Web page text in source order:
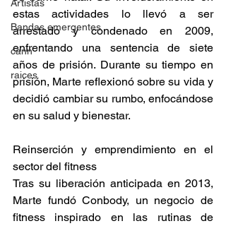
Artistas
Bandas emergentes
cann
raices
estas actividades lo llevó a ser
arrestado y condenado en 2009,
enfrentando una sentencia de siete
años de prisión. Durante su tiempo en
prisión, Marte reflexionó sobre su vida y
decidió cambiar su rumbo, enfocándose
en su salud y bienestar.
Reinserción y emprendimiento en el
sector del fitness
Tras su liberación anticipada en 2013,
Marte fundó Conbody, un negocio de
fitness inspirado en las rutinas de